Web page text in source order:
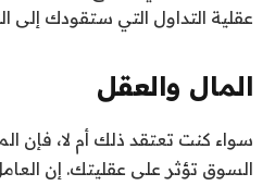
عقلية التداول التي ستقودك إلى
المال والعقل
سواء كنت تعتقد ذلك أم لا، فإن
السوق تؤثر على عقليتك. إن